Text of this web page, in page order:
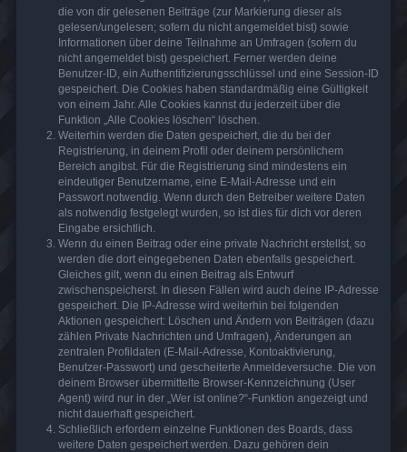
die von dir gelesenen Beiträge (zur Markierung dieser als
gelesen/ungelesen; sofern du nicht angemeldet bist) sowie
Informationen über deine Teilnahme an Umfragen (sofern du
nicht angemeldet bist) gespeichert. Ferner werden deine
Benutzer-ID, ein Authentifizierungsschlüssel und eine Session-ID
gespeichert. Die Cookies haben standardmäßig eine Gültigkeit
von einem Jahr. Alle Cookies kannst du jederzeit über die
Funktion „Alle Cookies löschen“ löschen.
Weiterhin werden die Daten gespeichert, die du bei der
Registrierung, in deinem Profil oder deinem persönlichem
Bereich angibst. Für die Registrierung sind mindestens ein
eindeutiger Benutzername, eine E-Mail-Adresse und ein
Passwort notwendig. Wenn durch den Betreiber weitere Daten
als notwendig festgelegt wurden, so ist dies für dich vor deren
Eingabe ersichtlich.
Wenn du einen Beitrag oder eine private Nachricht erstellst, so
werden die dort eingegebenen Daten ebenfalls gespeichert.
Gleiches gilt, wenn du einen Beitrag als Entwurf
zwischenspeicherst. In diesen Fällen wird auch deine IP-Adresse
gespeichert. Die IP-Adresse wird weiterhin bei folgenden
Aktionen gespeichert: Löschen und Ändern von Beiträgen (dazu
zählen Private Nachrichten und Umfragen), Änderungen an
zentralen Profildaten (E-Mail-Adresse, Kontoaktivierung,
Benutzer-Passwort) und gescheiterte Anmeldeversuche. Die von
deinem Browser übermittelte Browser-Kennzeichnung (User
Agent) wird nur in der „Wer ist online?“-Funktion angezeigt und
nicht dauerhaft gespeichert.
Schließlich erfordern einzelne Funktionen des Boards, dass
weitere Daten gespeichert werden. Dazu gehören dein